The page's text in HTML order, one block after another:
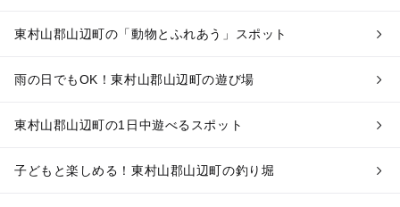
東村山郡山辺町の「動物とふれあう」スポット
雨の日でもOK！東村山郡山辺町の遊び場
東村山郡山辺町の1日中遊べるスポット
子どもと楽しめる！東村山郡山辺町の釣り堀